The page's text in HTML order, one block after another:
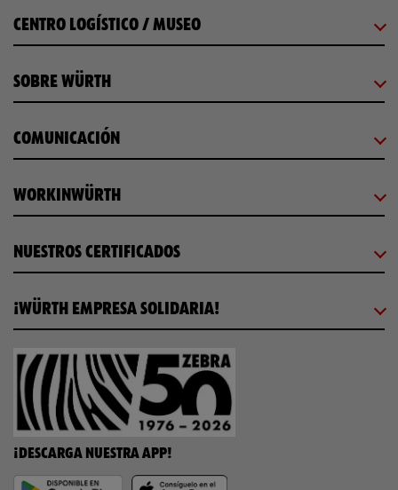
CENTRO LOGÍSTICO / MUSEO
SOBRE WÜRTH
COMUNICACIÓN
WORKINWÜRTH
NUESTROS CERTIFICADOS
¡WÜRTH EMPRESA SOLIDARIA!
¡DESCARGA NUESTRA APP!